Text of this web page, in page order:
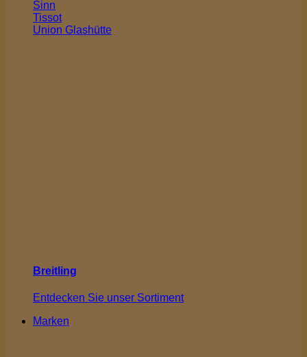
Sinn
Tissot
Union Glashütte
Breitling
Entdecken Sie unser Sortiment
Marken